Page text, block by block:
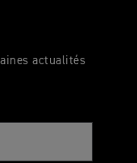
actualités